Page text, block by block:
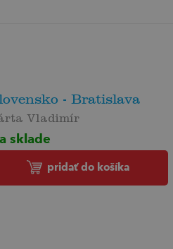
- Bratislava
Vladimír
sklade
pridať do košíka